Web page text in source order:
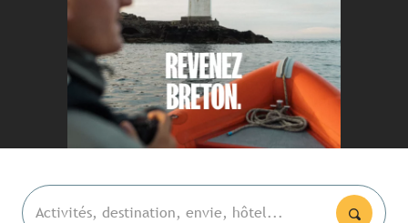
Activités, destination, envie, hôtel...